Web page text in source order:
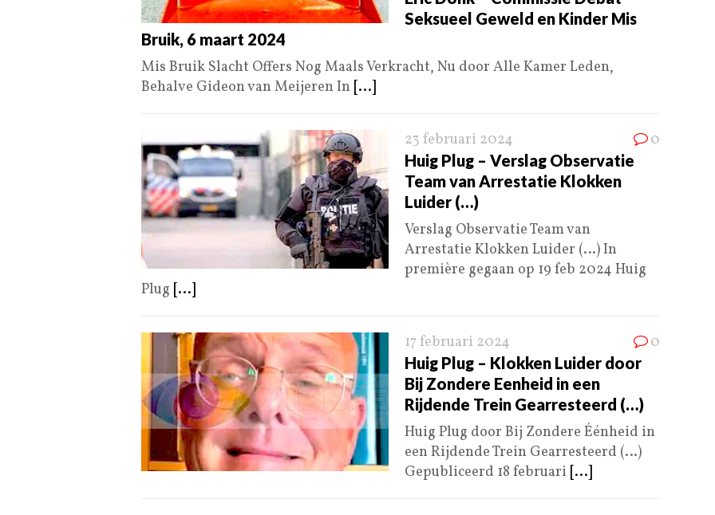
Seksueel Geweld en Kinder Mis
Bruik, 6 maart 2024
Mis Bruik Slacht Offers Nog Maals Verkracht, Nu door Alle Kamer Leden,
Behalve Gideon van Meijeren In [...]
23 februari 2024 0
Huig Plug – Verslag Observatie
Team van Arrestatie Klokken
Luider (…)
Verslag Observatie Team van
Arrestatie Klokken Luider (…) In
première gegaan op 19 feb 2024 Huig
Plug [...]
17 februari 2024 0
Huig Plug – Klokken Luider door
Bij Zondere Eenheid in een
Rijdende Trein Gearresteerd (…)
Huig Plug door Bij Zondere Éénheid in
een Rijdende Trein Gearresteerd (…)
Gepubliceerd 18 februari [...]